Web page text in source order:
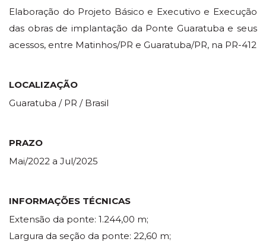
Elaboração do Projeto Básico e Executivo e Execução
das obras de implantação da Ponte Guaratuba e seus
acessos, entre Matinhos/PR e Guaratuba/PR, na PR-412
LOCALIZAÇÃO
Guaratuba / PR / Brasil
PRAZO
Mai/2022 a Jul/2025
INFORMAÇÕES TÉCNICAS
Extensão da ponte: 1.244,00 m;
Largura da seção da ponte: 22,60 m;